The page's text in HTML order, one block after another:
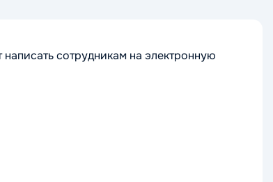
сотрудникам на электронную